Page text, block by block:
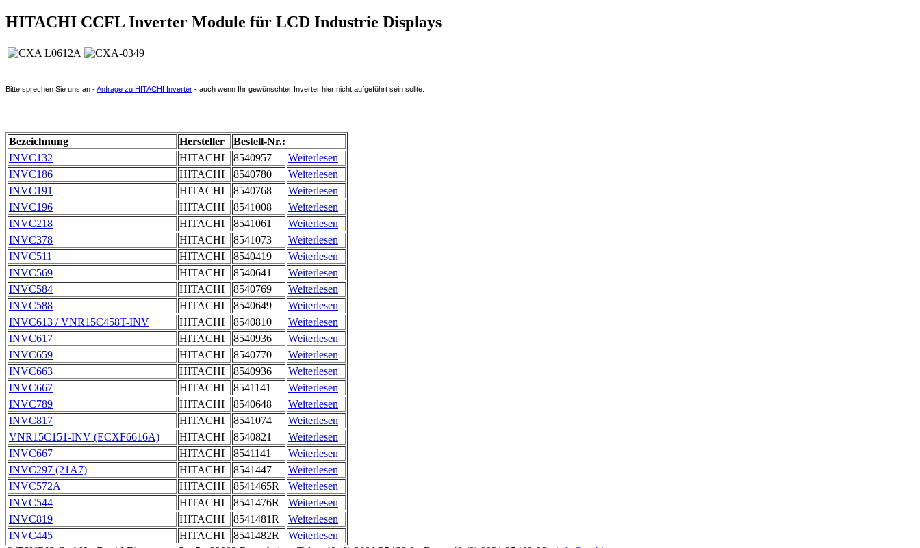
HITACHI CCFL Inverter Module für LCD Industrie Displays
Bitte sprechen Sie uns an -Anfrage zu HITACHI Inverter - auch wenn Ihr gewünschter Inverter hier nicht aufgeführt sein sollte.
Bezeichnung Hersteller
Bestell-Nr.:
INVC132
HITACHI 8540957
Weiterlesen
INVC186
HITACHI 8540780
Weiterlesen
INVC191
HITACHI 8540768
Weiterlesen
INVC196
HITACHI 8541008
Weiterlesen
INVC218
HITACHI 8541061
Weiterlesen
INVC378
HITACHI 8541073
Weiterlesen
INVC511
HITACHI 8540419
Weiterlesen
INVC569
HITACHI 8540641
Weiterlesen
INVC584
HITACHI 8540769
Weiterlesen
INVC588
HITACHI 8540649
Weiterlesen
INVC613 / VNR15C458T-INV
HITACHI 8540810
Weiterlesen
INVC617
HITACHI 8540936
Weiterlesen
INVC659
HITACHI 8540770
Weiterlesen
INVC663
HITACHI 8540936
Weiterlesen
INVC667
HITACHI 8541141
Weiterlesen
INVC789
HITACHI 8540648
Weiterlesen
INVC817
HITACHI 8541074
Weiterlesen
VNR15C151-INV (ECXF6616A)
HITACHI 8540821
Weiterlesen
INVC667
HITACHI 8541141
Weiterlesen
INVC297 (21A7)
HITACHI 8541447
Weiterlesen
INVC572A
HITACHI 8541465R
Weiterlesen
INVC544
HITACHI 8541476R
Weiterlesen
INVC819
HITACHI 8541481R
Weiterlesen
INVC445
HITACHI 8541482R
Weiterlesen